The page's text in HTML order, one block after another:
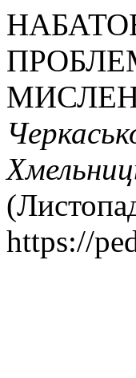
https://